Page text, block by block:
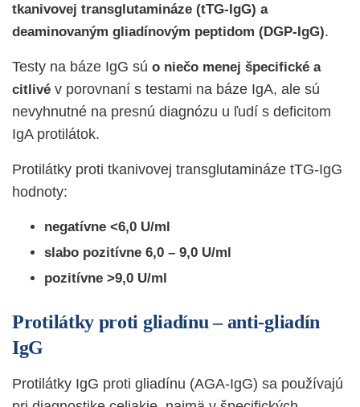
tkanivovej transglutamináze (tTG-IgG) a
deaminovaným gliadínovým peptidom (DGP-IgG).
Testy na báze IgG sú o niečo menej špecifické a
citlivé v porovnaní s testami na báze IgA, ale sú
nevyhnutné na presnú diagnózu u ľudí s deficitom
IgA protilátok.
Protilátky proti tkanivovej transglutamináze tTG-IgG
hodnoty:
negatívne <6,0 U/ml
slabo pozitívne 6,0 – 9,0 U/ml
pozitívne >9,0 U/ml
Protilátky proti gliadínu – anti-gliadín
IgG
Protilátky IgG proti gliadínu (AGA-IgG) sa používajú